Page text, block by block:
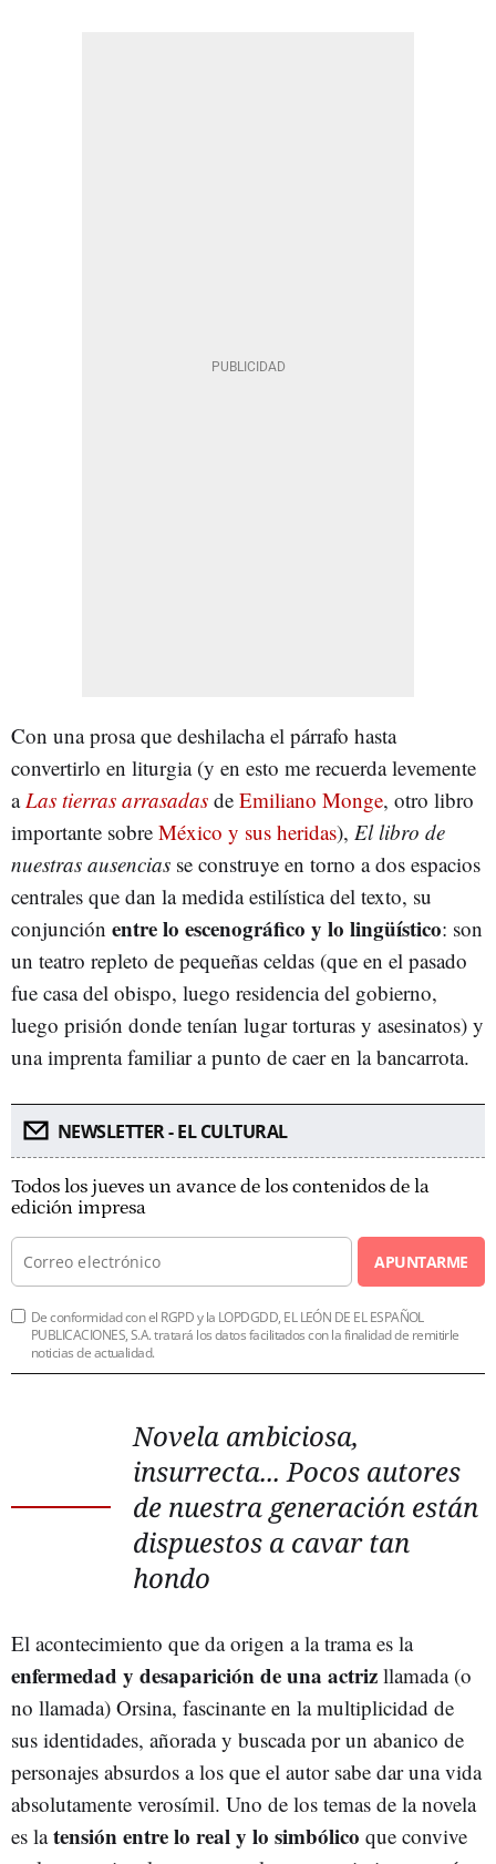
Con una prosa que deshilacha el párrafo hasta
convertirlo en liturgia (y en esto me recuerda levemente
aLas tierras arrasadas de Emiliano Monge, otro libro
importante sobre México y sus heridas), El libro de
nuestras ausencias se construye en torno a dos espacios
centrales que dan la medida estilística del texto, su
conjunción entre lo escenográfico y lo lingüístico: son
un teatro repleto de pequeñas celdas (que en el pasado
fue casa del obispo, luego residencia del gobierno,
luego prisión donde tenían lugar torturas y asesinatos) y
una imprenta familiar a punto de caer en la bancarrota.
NEWSLETTER - EL CULTURAL
Todos los jueves un avance de los contenidos de la
edición impresa
APUNTARME
De conformidad con el RGPD y la LOPDGDD, EL LEÓN DE EL ESPAÑOL
PUBLICACIONES, S.A. tratará los datos facilitados con la finalidad de remitirle
noticias de actualidad.
Novela ambiciosa,
insurrecta... Pocos autores
de nuestra generación están
dispuestos a cavar tan
hondo
El acontecimiento que da origen a la trama es la
enfermedad y desaparición de una actriz llamada (o
no llamada) Orsina, fascinante en la multiplicidad de
sus identidades, añorada y buscada por un abanico de
personajes absurdos a los que el autor sabe dar una vida
absolutamente verosímil. Uno de los temas de la novela
es latensión entre lo real y lo simbólico que convive